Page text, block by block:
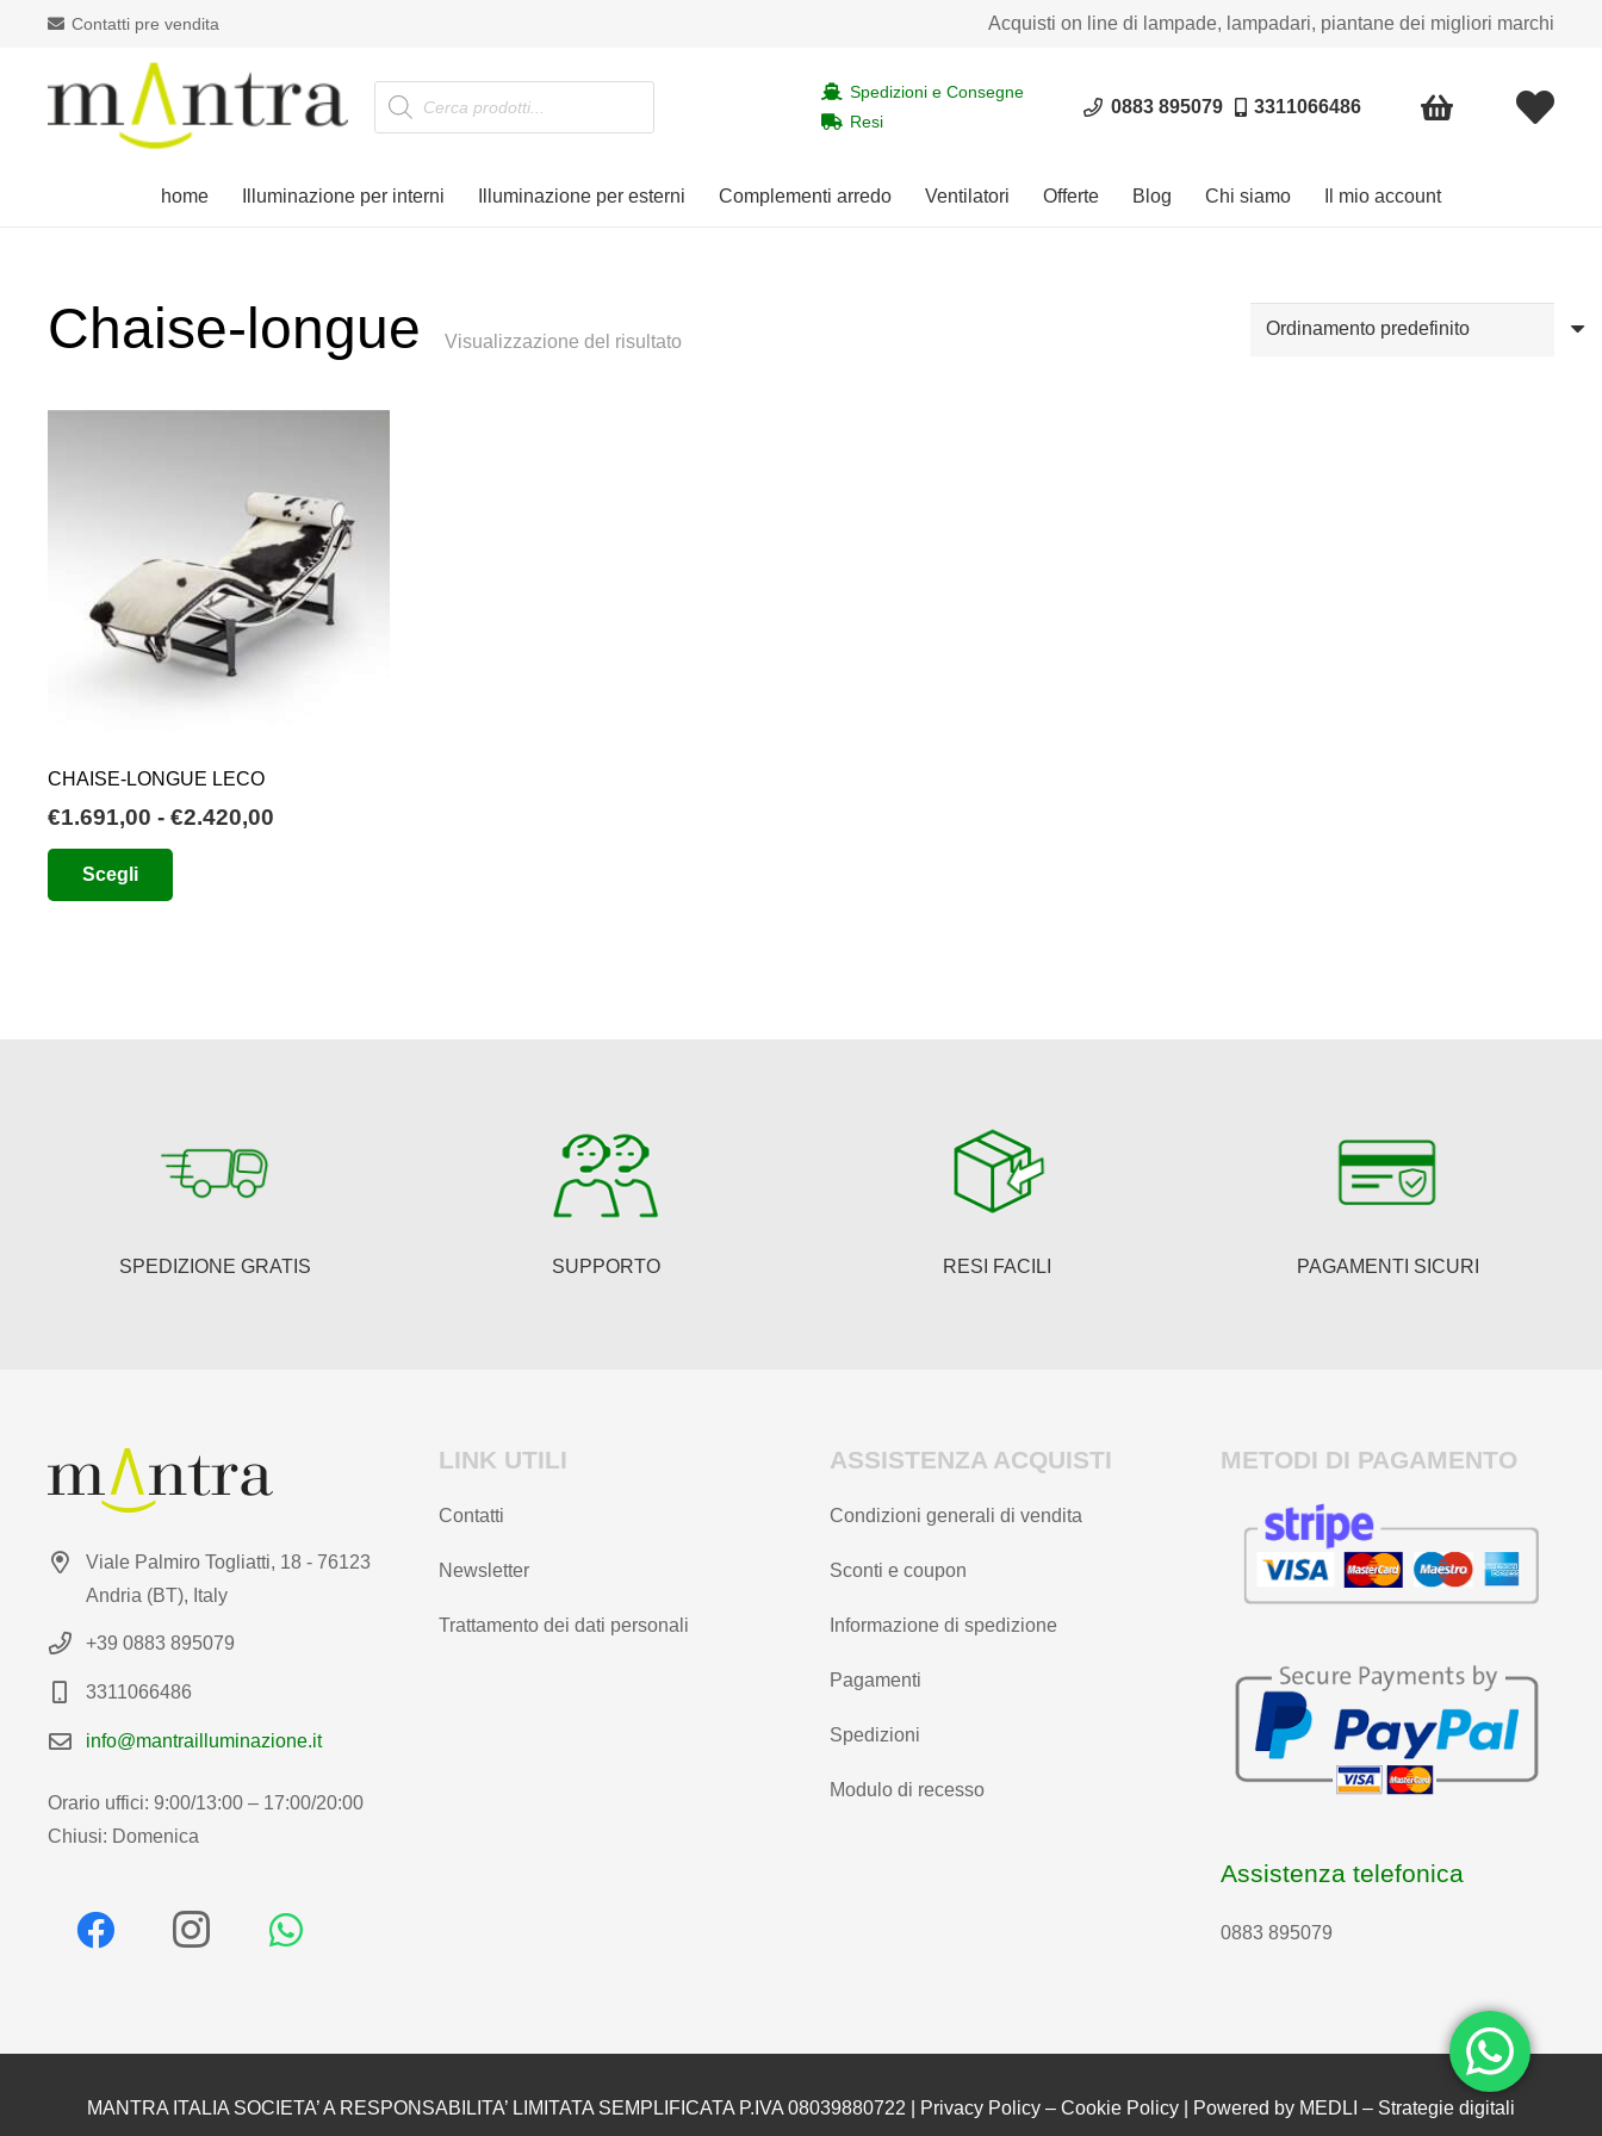
Contatti pre vendita Acquisti on line di lampade, lampadari, piantane dei migliori marchi
Products
search
Spedizioni e Consegne
Resi
0883 895079 3311066486
home Illuminazione per interni Illuminazione per esterni Complementi arredo Ventilatori Offerte Blog Chi siamo Il mio account
Chaise-longue Visualizzazione del risultato
CHAISE-LONGUE LECO
€1.691,00 - €2.420,00
Scegli
scelte
nella
SPEDIZIONE GRATIS SUPPORTO RESI FACILI PAGAMENTI SICURI
Viale Palmiro Togliatti, 18 - 76123
Andria (BT), Italy
+39 0883 895079
3311066486
info@mantrailluminazione.it
Orario uffici: 9:00/13:00 – 17:00/20:00
Chiusi: Domenica
LINK UTILI
Contatti
Newsletter
Trattamento dei dati personali
ASSISTENZA ACQUISTI
Condizioni generali di vendita
Sconti e coupon
Informazione di spedizione
Pagamenti
Spedizioni
Modulo di recesso
METODI DI PAGAMENTO
Assistenza telefonica
0883 895079
MANTRA ITALIA SOCIETA’ A RESPONSABILITA’ LIMITATA SEMPLIFICATA P.IVA 08039880722 | Privacy Policy – Cookie Policy | Powered by MEDLI – Strategie digitali